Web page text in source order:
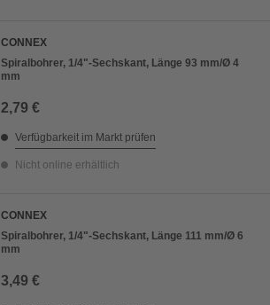
CONNEX
Spiralbohrer, 1/4"-Sechskant, Länge 93 mm/Ø 4
mm
2,79 €
Verfügbarkeit im Markt prüfen
Nicht online erhältlich
CONNEX
Spiralbohrer, 1/4"-Sechskant, Länge 111 mm/Ø 6
mm
3,49 €